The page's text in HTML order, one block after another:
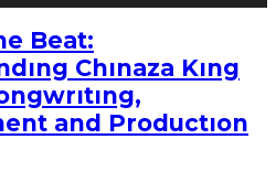
Beat:
Chınaza Kıng
and Productıon